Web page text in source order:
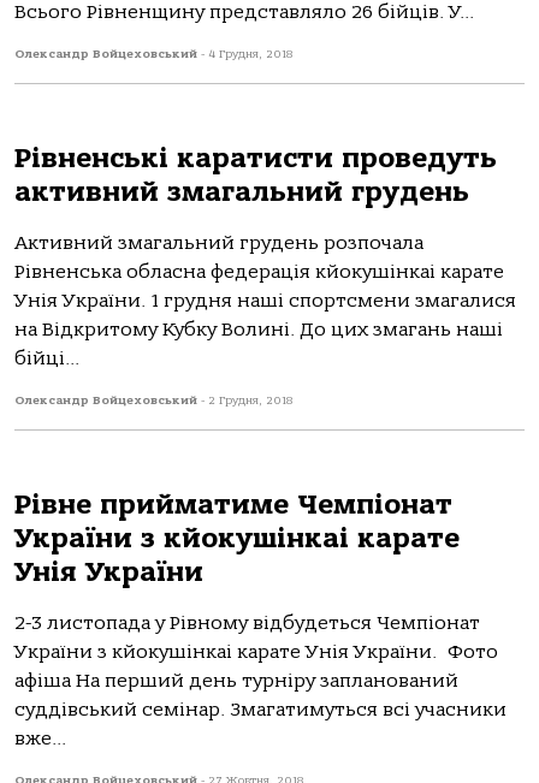
Всього Рівненщину представляло 26 бійців. У...
Олександр Войцеховський - 4 Грудня, 2018
Рівненські каратисти проведуть
активний змагальний грудень
Активний змагальний грудень розпочала
Рівненська обласна федерація кйокушінкаі карате
Унія України. 1 грудня наші спортсмени змагалися
на Відкритому Кубку Волині. До цих змагань наші
бійці...
Олександр Войцеховський - 2 Грудня, 2018
Рівне прийматиме Чемпіонат
України з кйокушінкаі карате
Унія України
2-3 листопада у Рівному відбудеться Чемпіонат
України з кйокушінкаі карате Унія України. Фото
афіша На перший день турніру запланований
суддівський семінар. Змагатимуться всі учасники
вже...